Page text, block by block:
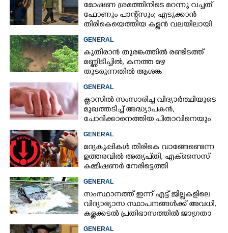
മോഷണ ശ്രമത്തിനിടെ മറന്നു വച്ചത്
ഫോണും പാന്റ്സും; എടുക്കാൻ
തിരികെയെത്തിയ കള്ളൻ വലയിലായി
GENERAL
കുതിരാൻ തുരങ്കത്തിൽ രണ്ടിടത്ത്
മണ്ണിടിച്ചിൽ, കനത്ത മഴ
തുടരുന്നതിൽ ആശങ്ക
GENERAL
ക്ളാസിൽ സംസാരിച്ച വിദ്യാർത്ഥിയുടെ
മുഖത്തടിച്ച് അദ്ധ്യാപകൻ,
ചോദിക്കാനെത്തിയ പിതാവിനെയും
GENERAL
മദ്യകുപ്പികൾ തിരികെ വാങ്ങേണ്ടെന്ന
ഉത്തരവിൽ അതൃപ്‌തി, എക്‌സൈസ്
കമ്മിഷണർ നേരിട്ടെത്തി
GENERAL
സംസ്ഥാനത്ത് ഇന്ന് എട്ട് ജില്ലകളിലെ
വിദ്യാഭ്യാസ സ്ഥാപനങ്ങൾക്ക് അവധി,
കള്ളക്കടൽ പ്രതിഭാസത്തിൽ ജാഗ്രതാ
GENERAL